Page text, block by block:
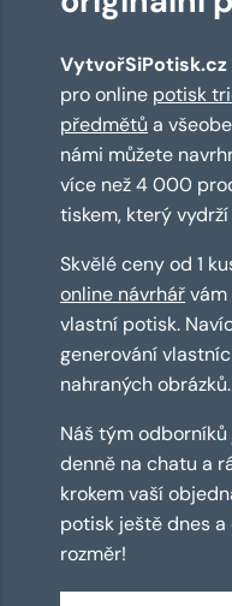
VytvořSiPotisk.cz
pro online potisk
předmětů a
námi můžete
více než 4 000
tiskem, který
Skvělé ceny od 1
online návrhář
vlastní potisk.
generování
nahraných obrázků.
Náš tým
denně na chatu a
krokem vaší
potisk ještě dnes
rozměr!